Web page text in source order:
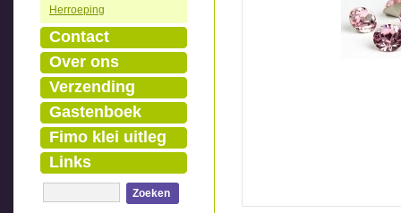
Herroeping
Contact
Over ons
Verzending
Gastenboek
Fimo klei uitleg
Links
Zoeken